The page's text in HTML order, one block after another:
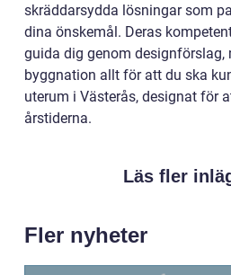
skräddarsydda lösningar som
dina önskemål. Deras
guida dig genom designförslag,
byggnation allt för att du ska
uterum i Västerås, designat för
årstiderna.
Läs fler
Fler nyheter